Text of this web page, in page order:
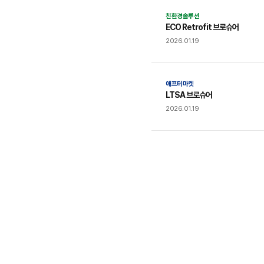
친환경솔루션
ECO Retrofit 브로슈어
2026.01.19
애프터마켓
LTSA 브로슈어
2026.01.19